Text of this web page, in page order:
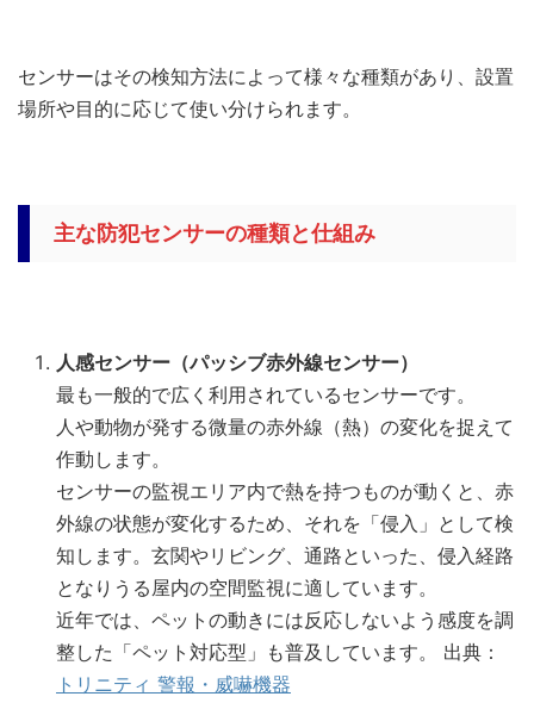
センサーはその検知方法によって様々な種類があり、設置
場所や目的に応じて使い分けられます。
主な防犯センサーの種類と仕組み
人感センサー（パッシブ赤外線センサー）
最も一般的で広く利用されているセンサーです。
人や動物が発する微量の赤外線（熱）の変化を捉えて
作動します。
センサーの監視エリア内で熱を持つものが動くと、赤
外線の状態が変化するため、それを「侵入」として検
知します。玄関やリビング、通路といった、侵入経路
となりうる屋内の空間監視に適しています。
近年では、ペットの動きには反応しないよう感度を調
整した「ペット対応型」も普及しています。 出典：
トリニティ 警報・威嚇機器